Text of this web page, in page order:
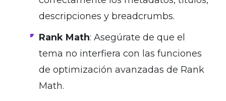
descripciones y breadcrumbs.
Rank Math: Asegúrate de que el
tema no interfiera con las funciones
de optimización avanzadas de Rank
Math.